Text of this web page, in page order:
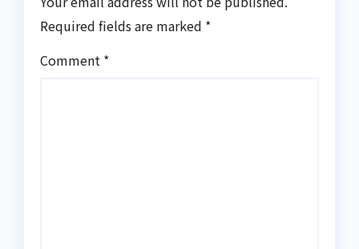
Required fields are marked *
Comment *